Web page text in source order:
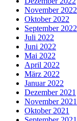
November 2022
Oktober 2022
September 2022
Juli 2022
Juni 2022
Mai 2022
April 2022
März 2022
Januar 2022
Dezember 2021
November 2021
Oktober 2021